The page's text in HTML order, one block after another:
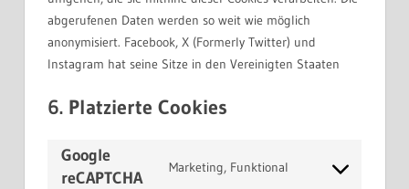
abgerufenen Daten werden so weit wie möglich
anonymisiert. Facebook, X (Formerly Twitter) und
Instagram hat seine Sitze in den Vereinigten Staaten
6. Platzierte Cookies
Google
reCAPTCHA
Marketing, Funktional
Consent